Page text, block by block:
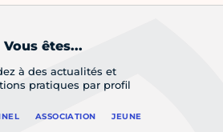
Vous êtes...
à des actualités et
pratiques par profil
ASSOCIATION JEUNE